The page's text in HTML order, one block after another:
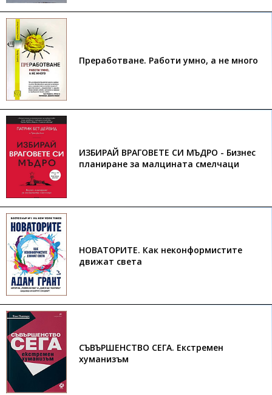
Преработване. Работи умно, а не много
ИЗБИРАЙ ВРАГОВЕТЕ СИ МЪДРО - Бизнес
планиране за малцината смелчаци
НОВАТОРИТЕ. Как неконформистите
движат света
СЪВЪРШЕНСТВО СЕГА. Екстремен
хуманизъм